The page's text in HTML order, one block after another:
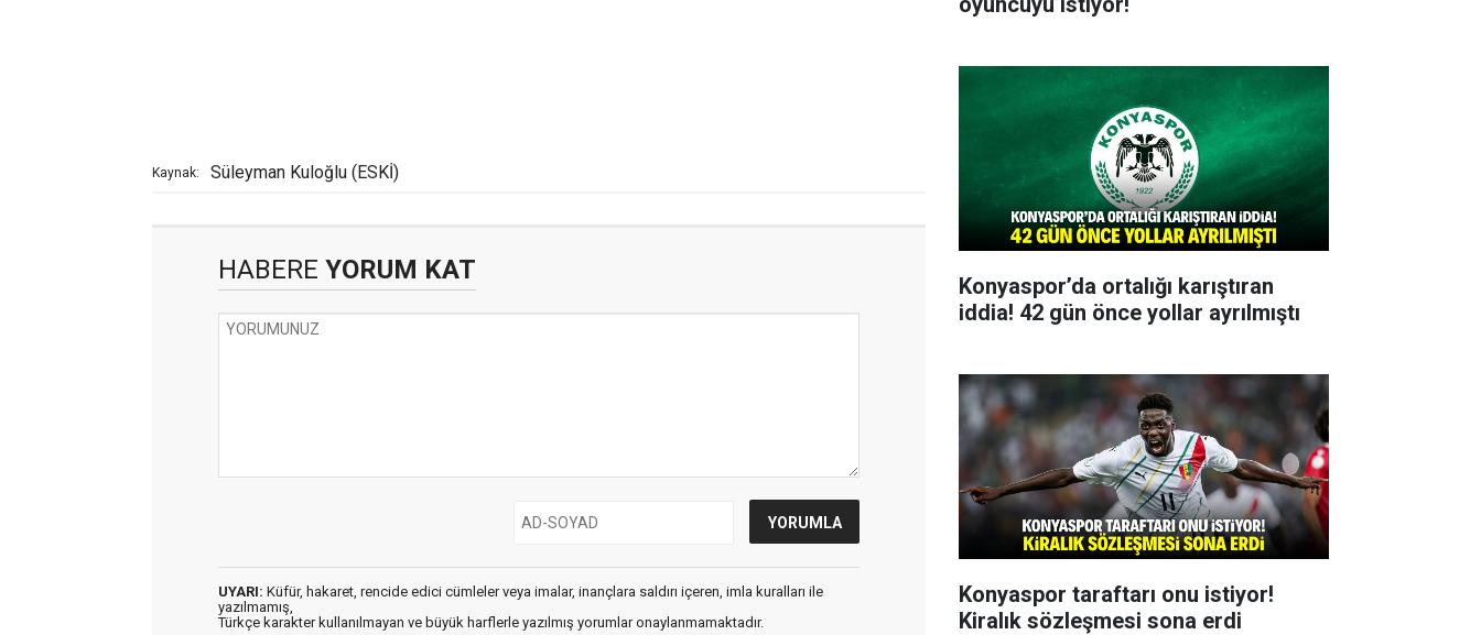
Kaynak: Süleyman Kuloğlu (ESKİ)
HABERE YORUM KAT
UYARI: Küfür, hakaret, rencide edici cümleler veya imalar, inançlara saldırı içeren, imla kuralları ile
yazılmamış,
Türkçe karakter kullanılmayan ve büyük harflerle yazılmış yorumlar onaylanmamaktadır.
Konyaspor’da ortalığı karıştıran
iddia! 42 gün önce yollar ayrılmıştı
Konyaspor taraftarı onu istiyor!
Kiralık sözleşmesi sona erdi